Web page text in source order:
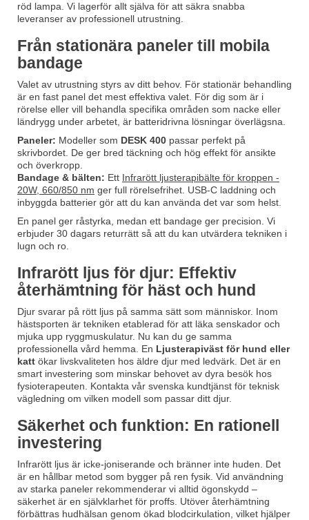
röd lampa. Vi lagerför allt själva för att säkra snabba
leveranser av professionell utrustning.
Från stationära paneler till mobila
bandage
Valet av utrustning styrs av ditt behov. För stationär behandling
är en fast panel det mest effektiva valet. För dig som är i
rörelse eller vill behandla specifika områden som nacke eller
ländrygg under arbetet, är batteridrivna lösningar överlägsna.
Paneler: Modeller som DESK 400 passar perfekt på
skrivbordet. De ger bred täckning och hög effekt för ansikte
och överkropp.
Bandage & bälten: Ett Infrarött ljusterapibälte för kroppen -
20W, 660/850 nm ger full rörelsefrihet. USB-C laddning och
inbyggda batterier gör att du kan använda det var som helst.
En panel ger råstyrka, medan ett bandage ger precision. Vi
erbjuder 30 dagars returrätt så att du kan utvärdera tekniken i
lugn och ro.
Infrarött ljus för djur: Effektiv
återhämtning för häst och hund
Djur svarar på rött ljus på samma sätt som människor. Inom
hästsporten är tekniken etablerad för att läka senskador och
mjuka upp ryggmuskulatur. Nu kan du ge samma
professionella vård hemma. En Ljusterapiväst för hund eller
katt ökar livskvaliteten hos äldre djur med ledvärk. Det är en
smart investering som minskar behovet av dyra besök hos
fysioterapeuten. Kontakta vår svenska kundtjänst för teknisk
vägledning om vilken modell som passar ditt djur.
Säkerhet och funktion: En rationell
investering
Infrarött ljus är icke-joniserande och bränner inte huden. Det
är en hållbar metod som bygger på ren fysik. Vid användning
av starka paneler rekommenderar vi alltid ögonskydd –
säkerhet är en självklarhet för proffs. Utöver återhämtning
förbättras hudhälsan genom ökad blodcirkulation, vilket hjälper